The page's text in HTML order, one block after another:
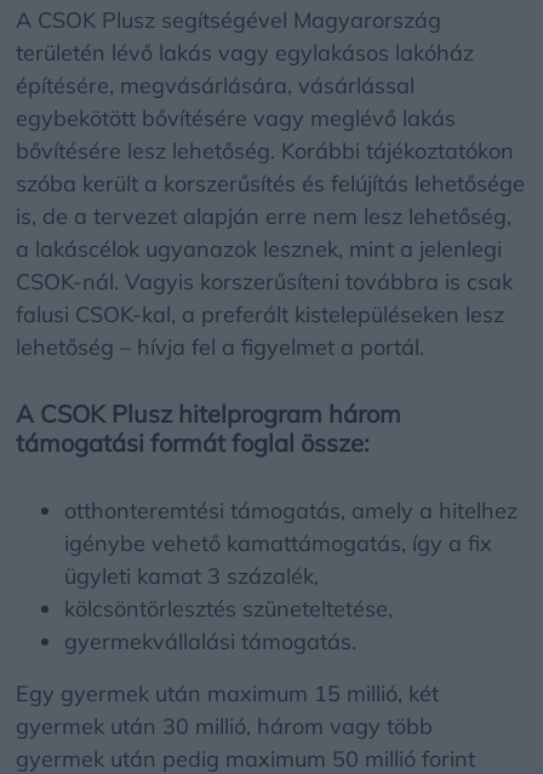
A CSOK Plusz segítségével Magyarország
területén lévő lakás vagy egylakásos lakóház
építésére, megvásárlására, vásárlással
egybekötött bővítésére vagy meglévő lakás
bővítésére lesz lehetőség. Korábbi tájékoztatókon
szóba került a korszerűsítés és felújítás lehetősége
is, de a tervezet alapján erre nem lesz lehetőség,
a lakáscélok ugyanazok lesznek, mint a jelenlegi
CSOK-nál. Vagyis korszerűsíteni továbbra is csak
falusi CSOK-kal, a preferált kistelepüléseken lesz
lehetőség – hívja fel a figyelmet a portál.
A CSOK Plusz hitelprogram három
támogatási formát foglal össze:
otthonteremtési támogatás, amely a hitelhez
igénybe vehető kamattámogatás, így a fix
ügyleti kamat 3 százalék,
kölcsöntörlesztés szüneteltetése,
gyermekvállalási támogatás.
Egy gyermek után maximum 15 millió, két
gyermek után 30 millió, három vagy több
gyermek után pedig maximum 50 millió forint